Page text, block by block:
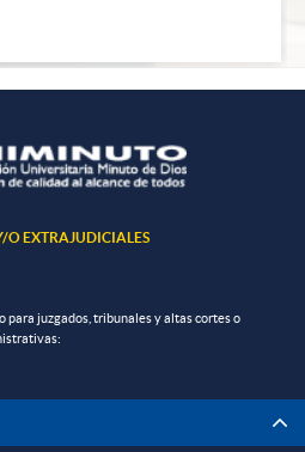
O EXTRAJUDICIALES
para juzgados, tribunales y altas cortes o